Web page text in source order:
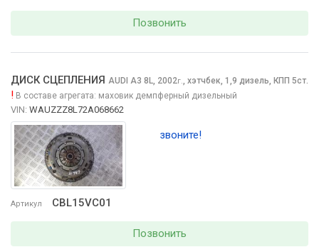
Позвонить
Артикул CBL15VC01
ДИСК СЦЕПЛЕНИЯ AUDI A3 8L, 2002г. хэтчбек, 1,9 дизель, КПП 5ст.
! В составе агрегата: маховик демпферный дизельный
VIN: WAUZZZ8L72A068662
звоните!
Позвонить